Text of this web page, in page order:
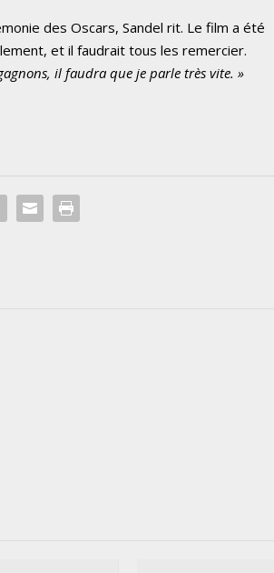
des Oscars, Sandel rit. Le film a été
et il faudrait tous les remercier.
il faudra que je parle très vite. »